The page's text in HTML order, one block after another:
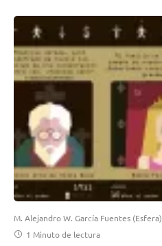
M. Alejandro W. García Fuentes (Esfera)
1 Minuto de lectura